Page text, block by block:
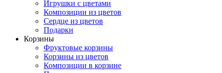
Игрушки с цветами
Композиции из цветов
Сердце из цветов
Подарки
Корзины
Фруктовые корзины
Корзины из цветов
Композиции в корзине